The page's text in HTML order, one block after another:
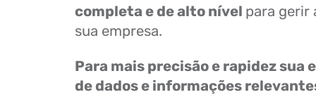
completa e de alto nível para gerir
sua empresa.
Para mais precisão e rapidez sua
de dados e informações